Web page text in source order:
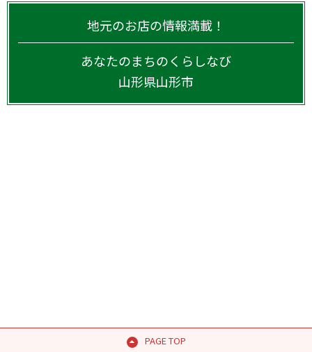
地元のお店の情報満載！
あなたのまちのくらしなび
山形県山形市
PAGE TOP